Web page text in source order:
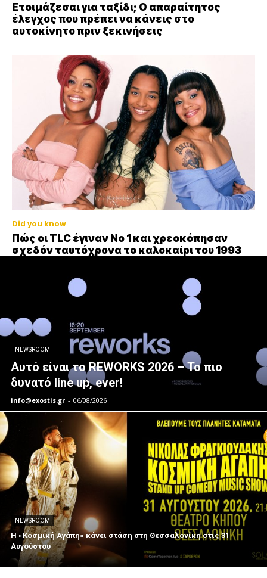
Ετοιμάζεσαι για ταξίδι; Ο απαραίτητος
έλεγχος που πρέπει να κάνεις στο
αυτοκίνητο πριν ξεκινήσεις
Did you know
Πώς οι TLC έγιναν Νο 1 και χρεοκόπησαν
σχεδόν ταυτόχρονα το καλοκαίρι του 1993
NEWSROOM
Αυτό είναι το REWORKS 2026 – Το πιο
δυνατό line up, ever!
info@exostis.gr - 06/08/2026
NEWSROOM
Η «Κοσμική Αγάπη» κάνει στάση στη Θεσσαλονίκη στις 31
Αυγούστου